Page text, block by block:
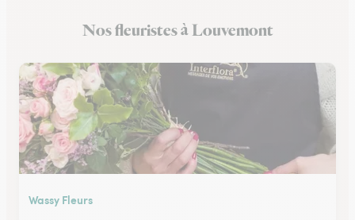
Nos fleuristes à Louvemont
Wassy Fleurs